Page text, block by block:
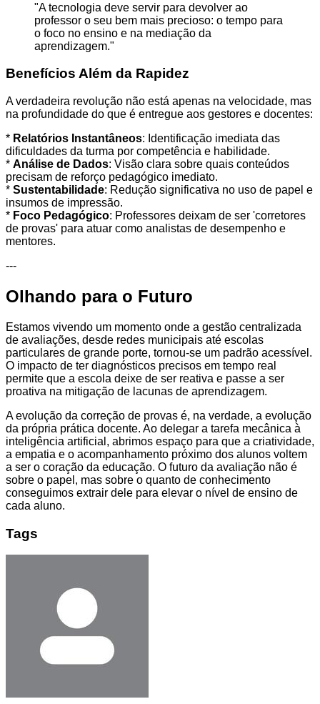
"A tecnologia deve servir para devolver ao
professor o seu bem mais precioso: o tempo para
o foco no ensino e na mediação da
aprendizagem."
Benefícios Além da Rapidez
A verdadeira revolução não está apenas na velocidade, mas
na profundidade do que é entregue aos gestores e docentes:
* Relatórios Instantâneos: Identificação imediata das
dificuldades da turma por competência e habilidade.
* Análise de Dados: Visão clara sobre quais conteúdos
precisam de reforço pedagógico imediato.
* Sustentabilidade: Redução significativa no uso de papel e
insumos de impressão.
* Foco Pedagógico: Professores deixam de ser 'corretores
de provas' para atuar como analistas de desempenho e
mentores.
---
Olhando para o Futuro
Estamos vivendo um momento onde a gestão centralizada
de avaliações, desde redes municipais até escolas
particulares de grande porte, tornou-se um padrão acessível.
O impacto de ter diagnósticos precisos em tempo real
permite que a escola deixe de ser reativa e passe a ser
proativa na mitigação de lacunas de aprendizagem.
A evolução da correção de provas é, na verdade, a evolução
da própria prática docente. Ao delegar a tarefa mecânica à
inteligência artificial, abrimos espaço para que a criatividade,
a empatia e o acompanhamento próximo dos alunos voltem
a ser o coração da educação. O futuro da avaliação não é
sobre o papel, mas sobre o quanto de conhecimento
conseguimos extrair dele para elevar o nível de ensino de
cada aluno.
Tags